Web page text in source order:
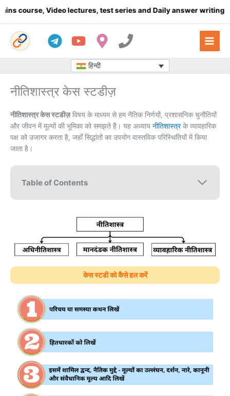
Video lectures, test series and Daily answer writing- Click here
हिन्दी
नीतिशास्त्र केस स्टडीज़
नीतिशास्त्र केस स्टडीज़विषय के माध्यम से हम नैतिक निर्णयों, प्रशासनिक चुनौतियों
और जीवन में मूल्यों की भूमिका को समझते हैं। यह अध्याय नीतिशास्त्रके व्यावहारिक
पक्ष को उजागर करता है, जहाँ सिद्धांतों का उपयोग वास्तविक परिस्थितियों में किया
जाता है।
Table of Contents
केस स्टडी को कैसे हल करें